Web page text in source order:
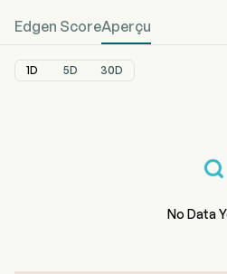
Edgen ScoreAperçu
1D 5D 30D
No Data